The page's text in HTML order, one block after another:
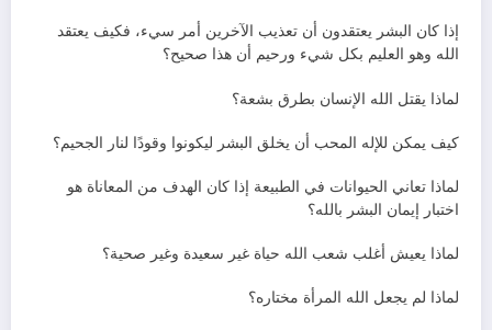
إذا كان البشر يعتقدون أن تعذيب الآخرين أمر سيء، فكيف يعتقد
الله وهو العليم بكل شيء ورحيم أن هذا صحيح؟
لماذا يقتل الله الإنسان بطرق بشعة؟
كيف يمكن للإله المحب أن يخلق البشر ليكونوا وقودًا لنار الجحيم؟
لماذا تعاني الحيوانات في الطبيعة إذا كان الهدف من المعاناة هو
اختبار إيمان البشر بالله؟
لماذا يعيش أغلب شعب الله حياة غير سعيدة وغير صحية؟
لماذا لم يجعل الله المرأة مختاره؟